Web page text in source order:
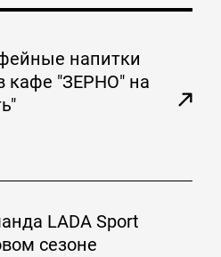
напитки
кафе "ЗЕРНО" на
LADA Sport
сезоне